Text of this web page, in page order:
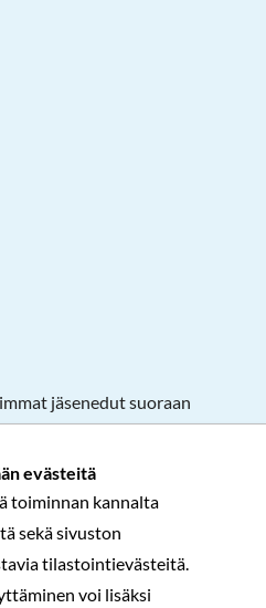
evästeitä
toiminnan kannalta
sekä sivuston
tilastointievästeitä.
voi lisäksi
jäsenedut suoraan